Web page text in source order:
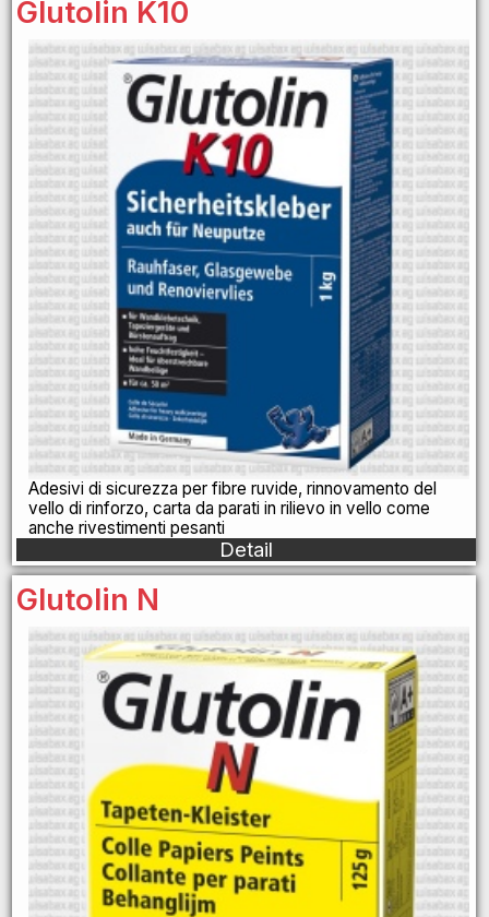
Glutolin K10
Adesivi di sicurezza per fibre ruvide, rinnovamento del
vello di rinforzo, carta da parati in rilievo in vello come
anche rivestimenti pesanti
Detail
Glutolin N